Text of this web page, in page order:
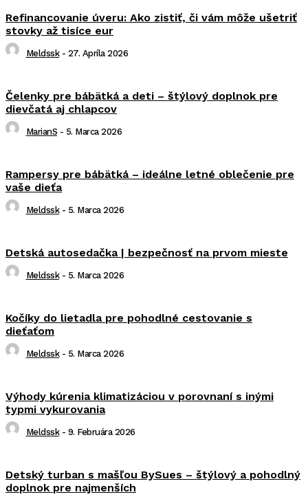
Refinancovanie úveru: Ako zistiť, či vám môže ušetriť
stovky až tisíce eur
Meldssk - 27. Apríla 2026
Čelenky pre bábätká a deti – štýlový doplnok pre
dievčatá aj chlapcov
MarianS - 5. Marca 2026
Rampersy pre bábätká – ideálne letné oblečenie pre
vaše dieťa
Meldssk - 5. Marca 2026
Detská autosedačka | bezpečnosť na prvom mieste
Meldssk - 5. Marca 2026
Kočíky do lietadla pre pohodlné cestovanie s
dieťaťom
Meldssk - 5. Marca 2026
Výhody kúrenia klimatizáciou v porovnaní s inými
typmi vykurovania
Meldssk - 9. Februára 2026
Detský turban s mašľou BySues – štýlový a pohodlný
doplnok pre najmenších